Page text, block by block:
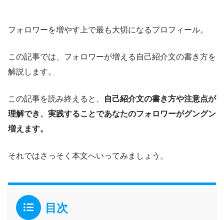
フォロワーを増やす上で最も大切になるプロフィール。
この記事では、フォロワーが増える自己紹介文の書き方を
解説します。
この記事を読み終えると、
自己紹介文の書き方や注意点が
理解でき、実践することであなたのフォロワーがグングン
増えます。
それではさっそく本文へいってみましょう。
目次